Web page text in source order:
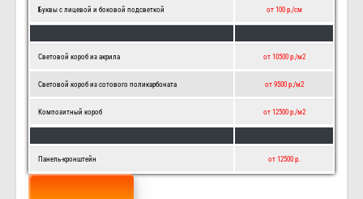
Буквы с лицевой и боковой подсветкой от 100 р./см
Световой короб из акрила от 10500 р./м2
Световой короб из сотового поликарбоната от 9500 р./м2
Композитный короб от 12500 р./м2
Панель-кронштейн от 12500 р.